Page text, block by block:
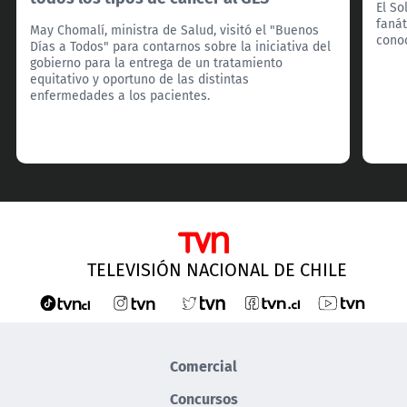
May Chomalí, ministra de Salud, visitó el "Buenos
Días a Todos" para contarnos sobre la iniciativa del
gobierno para la entrega de un tratamiento
equitativo y oportuno de las distintas
enfermedades a los pacientes.
El
TELEVISIÓN NACIONAL DE CHILE
Comercial
Concursos